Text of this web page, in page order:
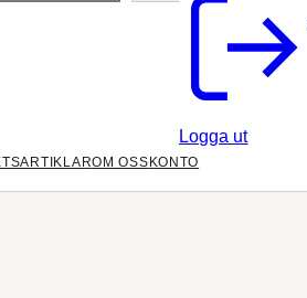
Logga ut
OM OSSKONTO